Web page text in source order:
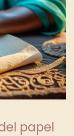
papel